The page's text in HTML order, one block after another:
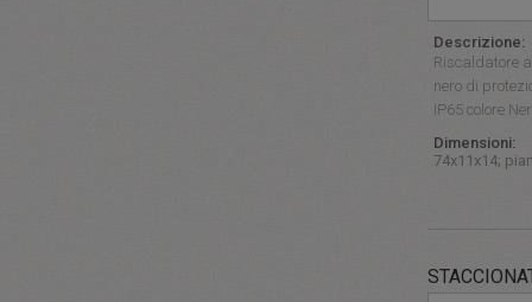
Descrizione:
Riscaldatore
nero di
IP65 colore
Dimensioni:
74x11x14;